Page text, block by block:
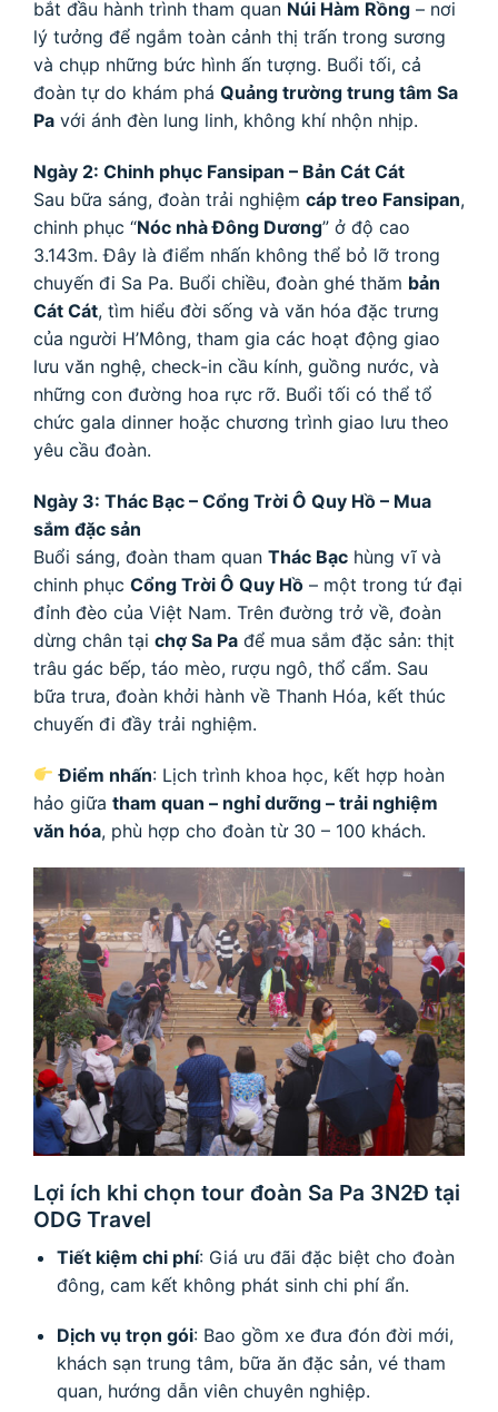
bắt đầu hành trình tham quan Núi Hàm Rồng – nơi
lý tưởng để ngắm toàn cảnh thị trấn trong sương
và chụp những bức hình ấn tượng. Buổi tối, cả
đoàn tự do khám phá Quảng trường trung tâm Sa
Pa với ánh đèn lung linh, không khí nhộn nhịp.
Ngày 2: Chinh phục Fansipan – Bản Cát Cát
Sau bữa sáng, đoàn trải nghiệm cáp treo Fansipan,
chinh phục “Nóc nhà Đông Dương” ở độ cao
3.143m. Đây là điểm nhấn không thể bỏ lỡ trong
chuyến đi Sa Pa. Buổi chiều, đoàn ghé thăm bản
Cát Cát, tìm hiểu đời sống và văn hóa đặc trưng
của người H’Mông, tham gia các hoạt động giao
lưu văn nghệ, check-in cầu kính, guồng nước, và
những con đường hoa rực rỡ. Buổi tối có thể tổ
chức gala dinner hoặc chương trình giao lưu theo
yêu cầu đoàn.
Ngày 3: Thác Bạc – Cổng Trời Ô Quy Hồ – Mua
sắm đặc sản
Buổi sáng, đoàn tham quan Thác Bạc hùng vĩ và
chinh phục Cổng Trời Ô Quy Hồ – một trong tứ đại
đỉnh đèo của Việt Nam. Trên đường trở về, đoàn
dừng chân tại chợ Sa Pa để mua sắm đặc sản: thịt
trâu gác bếp, táo mèo, rượu ngô, thổ cẩm. Sau
bữa trưa, đoàn khởi hành về Thanh Hóa, kết thúc
chuyến đi đầy trải nghiệm.
Điểm nhấn: Lịch trình khoa học, kết hợp hoàn
hảo giữa tham quan – nghỉ dưỡng – trải nghiệm
văn hóa, phù hợp cho đoàn từ 30 – 100 khách.
Lợi ích khi chọn tour đoàn Sa Pa 3N2Đ tại
ODG Travel
Tiết kiệm chi phí: Giá ưu đãi đặc biệt cho đoàn
đông, cam kết không phát sinh chi phí ẩn.
Dịch vụ trọn gói: Bao gồm xe đưa đón đời mới,
khách sạn trung tâm, bữa ăn đặc sản, vé tham
quan, hướng dẫn viên chuyên nghiệp.